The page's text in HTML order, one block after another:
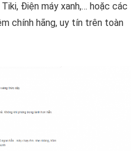
Điện máy xanh,… hoặc các
chính hãng, uy tín trên toàn